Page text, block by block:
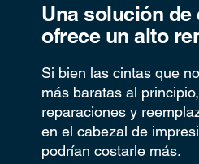
Una solución de
ofrece un alto
Si bien las cintas que
más baratas al
reparaciones y
en el cabezal de
podrían costarle más.